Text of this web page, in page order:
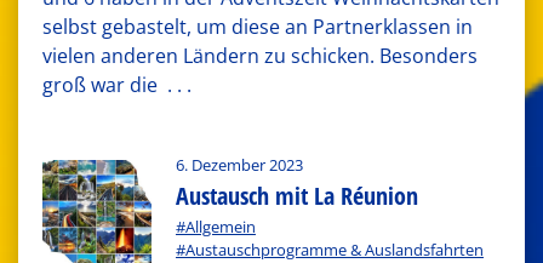
selbst gebastelt, um diese an Partnerklassen in
vielen anderen Ländern zu schicken. Besonders
groß war die . . .
6. Dezember 2023
Austausch mit La Réunion
#Allgemein
#Austauschprogramme & Auslandsfahrten